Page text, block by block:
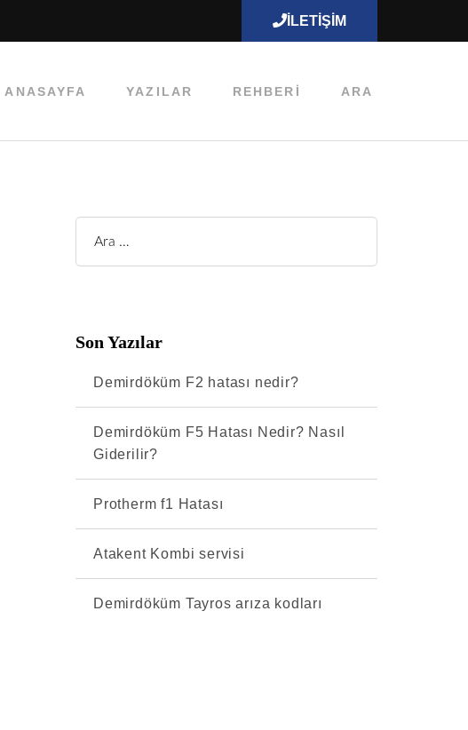
İLETIŞIM
ANASAYFA YAZILAR REHBERI ARA
Son Yazılar
Demirdöküm F2 hatası nedir?
Demirdöküm F5 Hatası Nedir? Nasıl
Giderilir?
Protherm f1 Hatası
Atakent Kombi servisi
Demirdöküm Tayros arıza kodları